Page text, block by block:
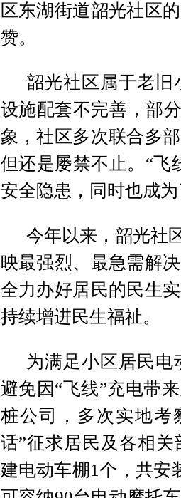
区东湖街道韶光社区
赞。
韶光社区属于老旧
设施配套不完善，部
象，社区多次联合多
但还是屡禁不止。“飞
安全隐患，同时也成
今年以来，韶光社
映最强烈、最急需解
全力办好居民的民生
持续增进民生福祉。
为满足小区居民
避免因“飞线”充电带
桩公司，多次实地考
话”征求居民及各相
建电动车棚1个，共安